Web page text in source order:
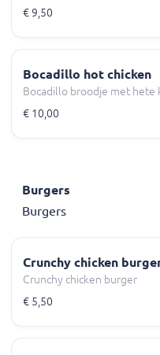
€ 9,50
Bocadillo hot chicken
Bocadillo broodje met hete
€ 10,00
Burgers
Burgers
Crunchy chicken
Crunchy chicken burger
€ 5,50